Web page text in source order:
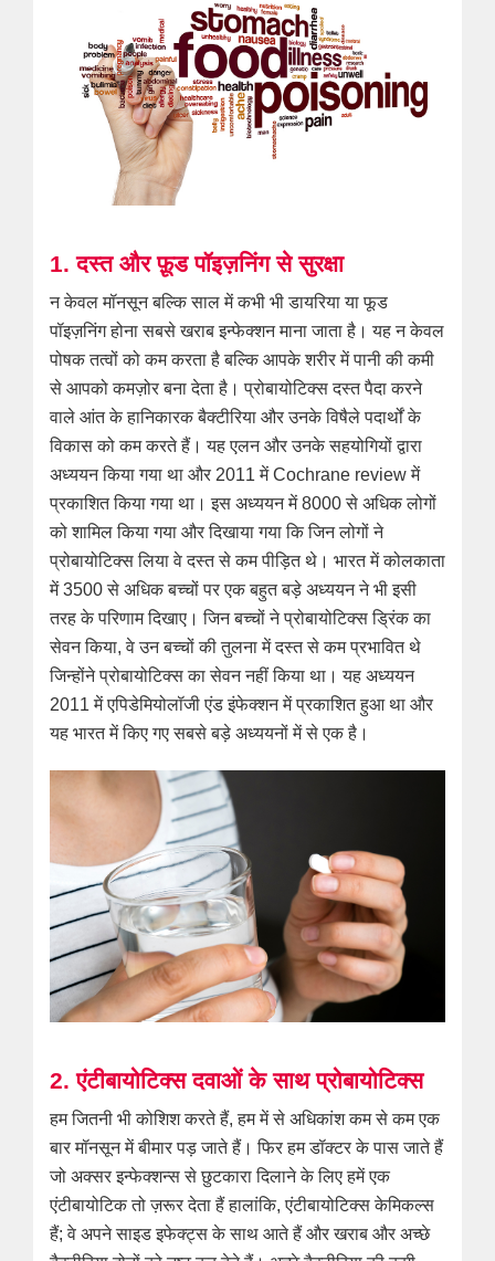
1. दस्त और फ़ूड पॉइज़निंग से सुरक्षा
न केवल मॉनसून बल्कि साल में कभी भी डायरिया या फूड
पॉइज़निंग होना सबसे खराब इन्फेक्शन माना जाता है। यह न केवल
पोषक तत्वों को कम करता है बल्कि आपके शरीर में पानी की कमी
से आपको कमज़ोर बना देता है। प्रोबायोटिक्स दस्त पैदा करने
वाले आंत के हानिकारक बैक्टीरिया और उनके विषैले पदार्थों के
विकास को कम करते हैं। यह एलन और उनके सहयोगियों द्वारा
अध्ययन किया गया था और 2011 में Cochrane review में
प्रकाशित किया गया था। इस अध्ययन में 8000 से अधिक लोगों
को शामिल किया गया और दिखाया गया कि जिन लोगों ने
प्रोबायोटिक्स लिया वे दस्त से कम पीड़ित थे। भारत में कोलकाता
में 3500 से अधिक बच्चों पर एक बहुत बड़े अध्ययन ने भी इसी
तरह के परिणाम दिखाए। जिन बच्चों ने प्रोबायोटिक्स ड्रिंक का
सेवन किया, वे उन बच्चों की तुलना में दस्त से कम प्रभावित थे
जिन्होंने प्रोबायोटिक्स का सेवन नहीं किया था। यह अध्ययन
2011 में एपिडेमियोलॉजी एंड इंफेक्शन में प्रकाशित हुआ था और
यह भारत में किए गए सबसे बड़े अध्ययनों में से एक है।
2. एंटीबायोटिक्स दवाओं के साथ प्रोबायोटिक्स
हम जितनी भी कोशिश करते हैं, हम में से अधिकांश कम से कम एक
बार मॉनसून में बीमार पड़ जाते हैं। फिर हम डॉक्टर के पास जाते हैं
जो अक्सर इन्फेक्शन्स से छुटकारा दिलाने के लिए हमें एक
एंटीबायोटिक तो ज़रूर देता हैं हालांकि, एंटीबायोटिक्स केमिकल्स
हैं; वे अपने साइड इफेक्ट्स के साथ आते हैं और खराब और अच्छे